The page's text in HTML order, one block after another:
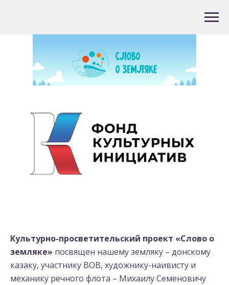
Культурно-просветительский проект «Слово о
земляке» посвящен нашему земляку – донскому
казаку, участнику ВОВ, художнику-наивисту и
механику речного флота – Михаилу Семеновичу